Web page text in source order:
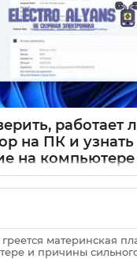
работает
на ПК и узнать
на компьютере
материнская
и причины